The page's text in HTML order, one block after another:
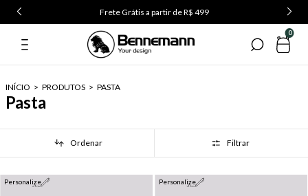
Frete Grátis a partir de R$ 499
0
INÍCIO > PRODUTOS > PASTA
Pasta
Ordenar Filtrar
Personalize Personalize